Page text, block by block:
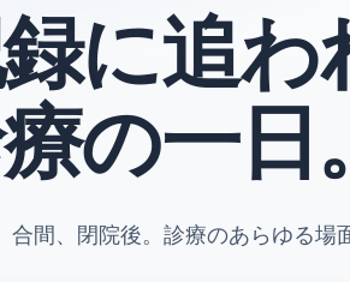
に追わ
の一日。
合間、閉院後。診療のあらゆる場